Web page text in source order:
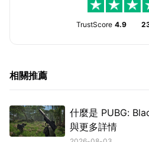
TrustScore 4.9
相關推薦
什麼是 PUBG:
與更多詳情